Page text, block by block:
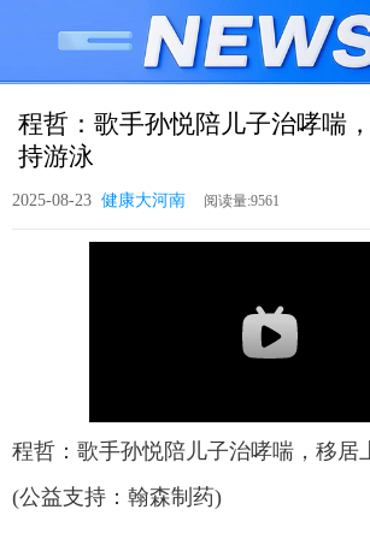
程哲：歌手孙悦陪儿子治哮喘
持游泳
2025-08-23 健康大河南
程哲：歌手孙悦陪儿子治哮喘，移居
(公益支持：翰森制药)